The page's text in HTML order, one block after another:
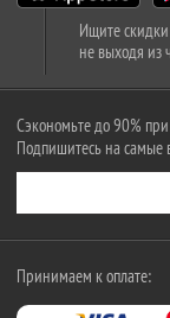
Ищите скидки
не выходя из
Сэкономьте до 90%
Подпишитесь на самые
Принимаем к оплате: